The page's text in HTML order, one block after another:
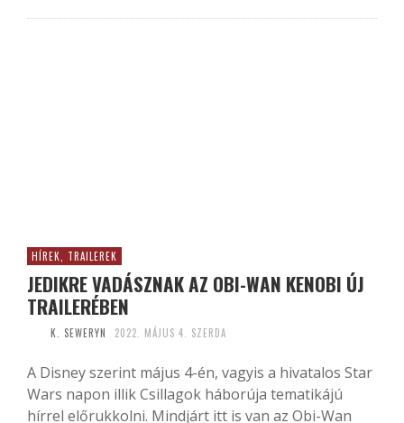
HÍREK, TRAILEREK
JEDIKRE VADÁSZNAK AZ OBI-WAN KENOBI ÚJ
TRAILERÉBEN
K. SEWERYN 2022. MÁJUS 4. SZERDA
A Disney szerint május 4-én, vagyis a hivatalos Star
Wars napon illik Csillagok háborúja tematikájú
hírrel előrukkolni. Mindjárt itt is van az Obi-Wan